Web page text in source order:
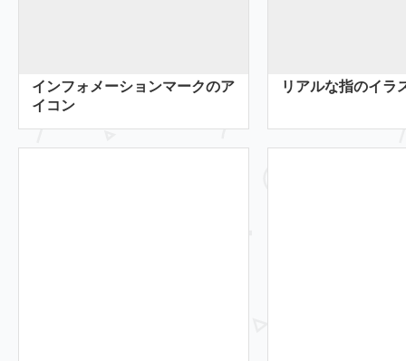
インフォメーションマークのア
イコン
リアルな指のイラ